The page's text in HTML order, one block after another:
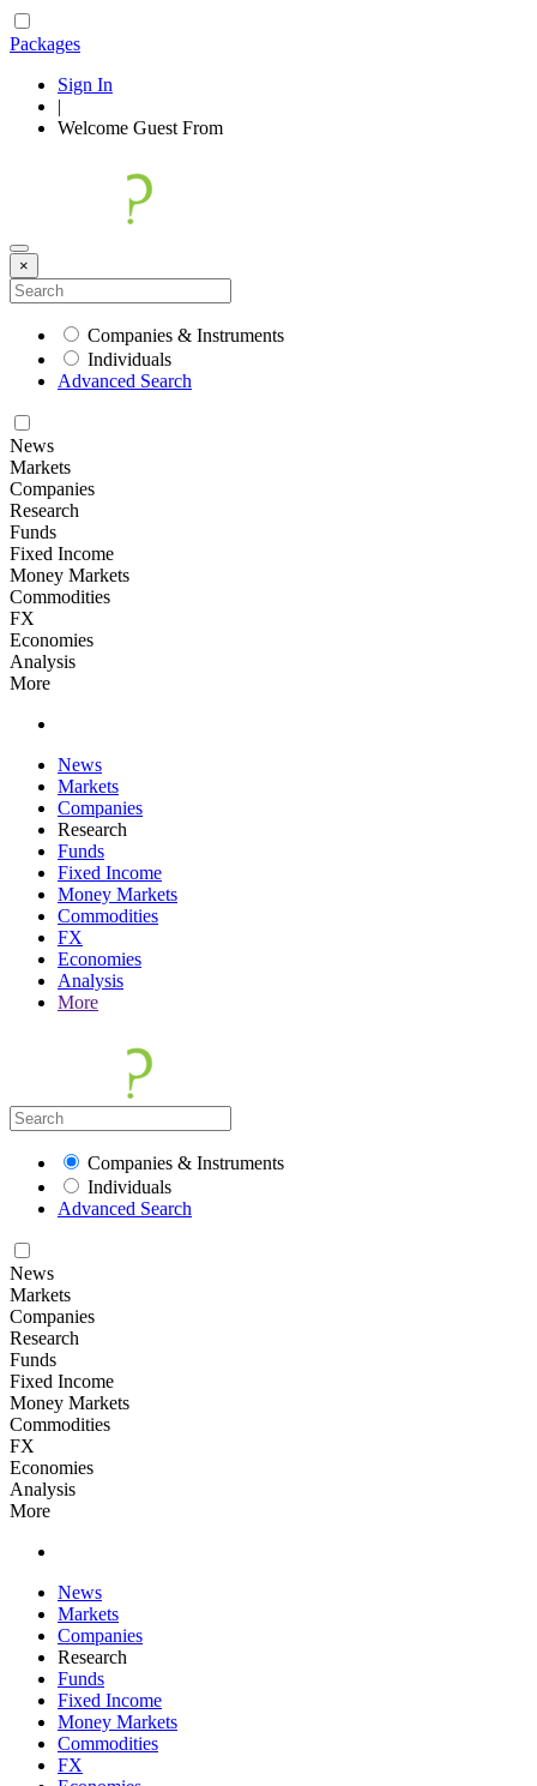
Packages
Sign In
|
Welcome Guest From
×
Companies & Instruments
Individuals
Advanced Search
News
Markets
Companies
Research
Funds
Fixed Income
Money Markets
Commodities
FX
Economies
Analysis
More
News
Markets
Companies
Research
Funds
Fixed Income
Money Markets
Commodities
FX
Economies
Analysis
More
Companies & Instruments
Individuals
Advanced Search
News
Markets
Companies
Research
Funds
Fixed Income
Money Markets
Commodities
FX
Economies
Analysis
More
News
Markets
Companies
Research
Funds
Fixed Income
Money Markets
Commodities
FX